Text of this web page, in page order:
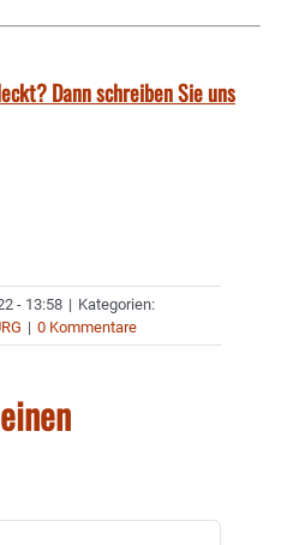
Dann schreiben Sie uns
- 13:58 | Kategorien:
| 0 Kommentare